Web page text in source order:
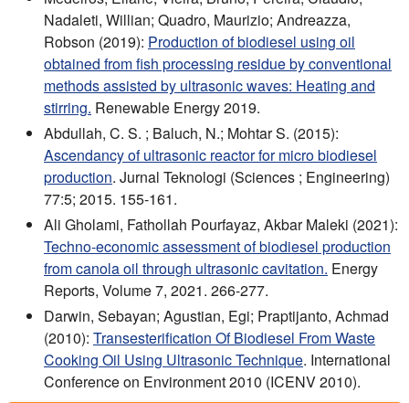
Nadaleti, Willian; Quadro, Maurizio; Andreazza,
Robson (2019): Production of biodiesel using oil
obtained from fish processing residue by conventional
methods assisted by ultrasonic waves: Heating and
stirring. Renewable Energy 2019.
Abdullah, C. S. ; Baluch, N.; Mohtar S. (2015):
Ascendancy of ultrasonic reactor for micro biodiesel
production. Jurnal Teknologi (Sciences ; Engineering)
77:5; 2015. 155-161.
Ali Gholami, Fathollah Pourfayaz, Akbar Maleki (2021):
Techno-economic assessment of biodiesel production
from canola oil through ultrasonic cavitation. Energy
Reports, Volume 7, 2021. 266-277.
Darwin, Sebayan; Agustian, Egi; Praptijanto, Achmad
(2010): Transesterification Of Biodiesel From Waste
Cooking Oil Using Ultrasonic Technique. International
Conference on Environment 2010 (ICENV 2010).